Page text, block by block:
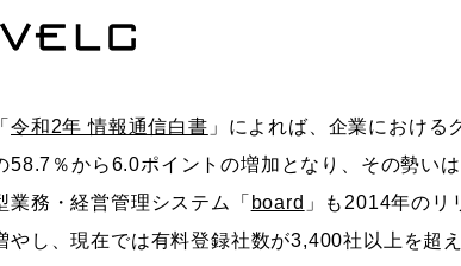
令和2年 情報通信白書 」によれば、企業におけ
58.7％から6.0ポイントの増加となり、その勢い
業務・経営管理システム「 board 」も2014年のリ
やし、現在では有料登録社数が3,400社以上を超